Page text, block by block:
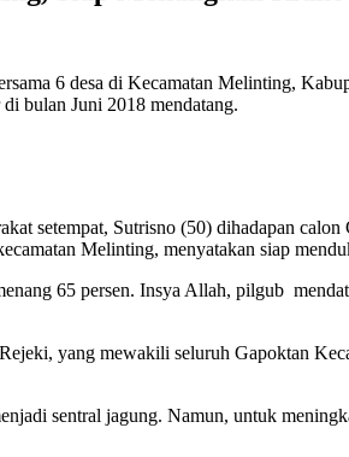
6 desa di Kecamatan Melinting,
bulan Juni 2018 mendatang.
setempat, Sutrisno (50) dihadapan
Melinting, menyatakan siap
65 persen. Insya Allah, pilgub
yang mewakili seluruh Gapoktan
sentral jagung. Namun, untuk